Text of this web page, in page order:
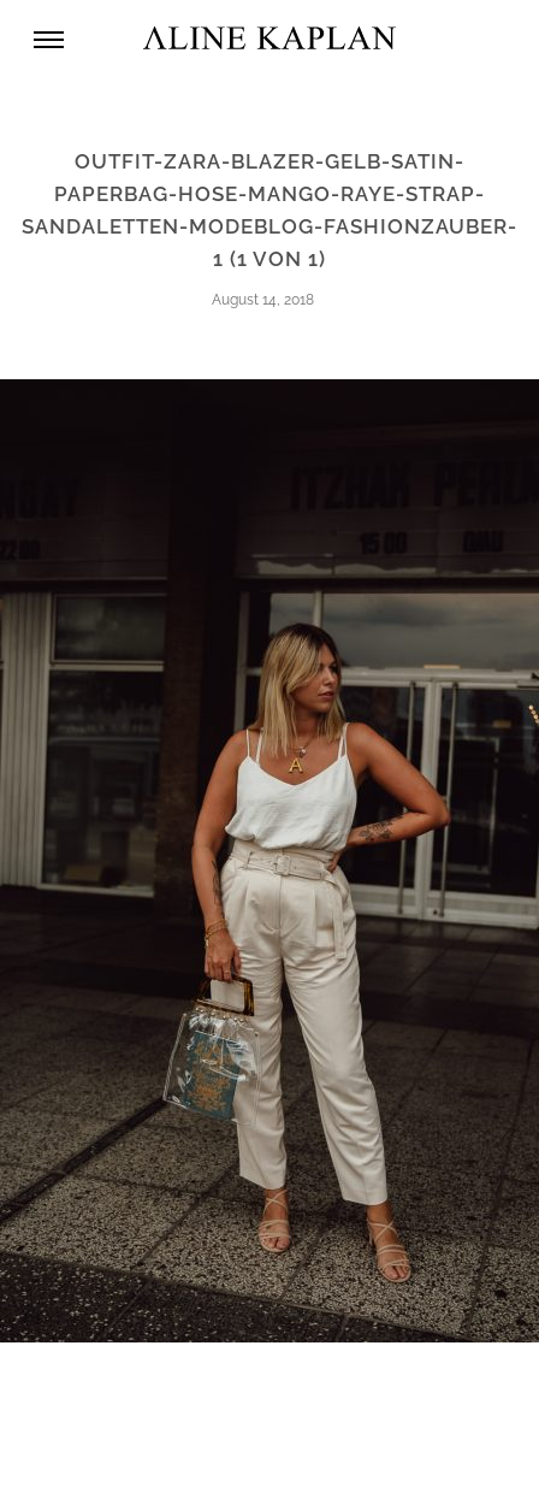
OUTFIT-ZARA-BLAZER-GELB-SATIN-
PAPERBAG-HOSE-MANGO-RAYE-STRAP-
SANDALETTEN-MODEBLOG-FASHIONZAUBER-
1 (1 VON 1)
August 14, 2018